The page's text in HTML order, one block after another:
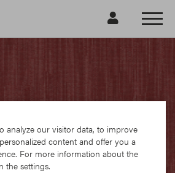
analyze our visitor data, to improve
content and offer you a
For more information about the
the settings.